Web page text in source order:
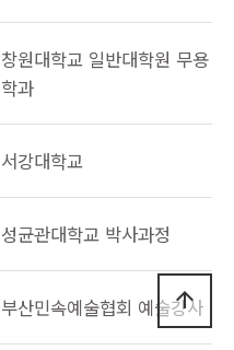
창원대학교 일반대학원 무용
학과
서강대학교
성균관대학교 박사과정
부산민속예술협회 예술강사
arrow_upward